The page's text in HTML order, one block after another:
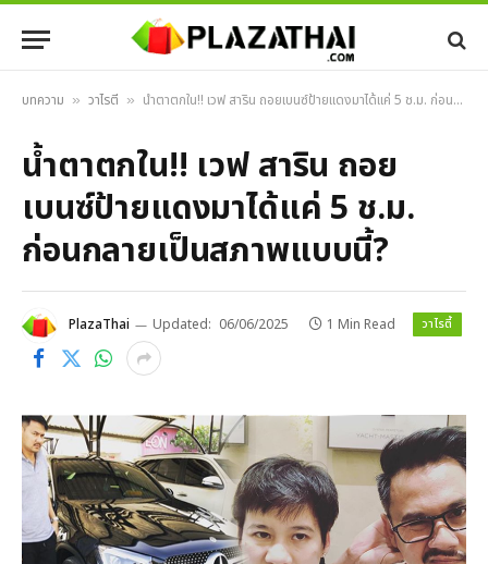
บทความ » วาไรตี้ » น้ำตาตกใน!! เวฟ สาริน ถอยเบนซ์ป้ายแดงมาได้แค่ 5 ช.ม. ก่อนกลายเป็นสภาพแบบนี้?
น้ำตาตกใน!! เวฟ สาริน ถอย
เบนซ์ป้ายแดงมาได้แค่ 5 ช.ม.
ก่อนกลายเป็นสภาพแบบนี้?
PlazaThai Updated: 06/06/2025 1 Min Read วาไรตี้